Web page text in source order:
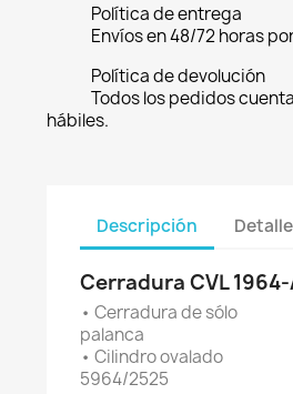
Política de entrega
Envíos en 48/72 horas
Política de devolución
Todos los pedidos
hábiles.
Descripción
Cerradura CVL
• Cerradura de sólo
palanca
• Cilindro ovalado
5964/2525